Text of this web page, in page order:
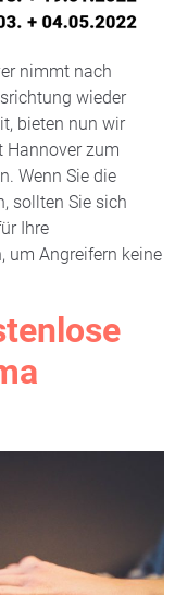
nimmt nach
wieder
bieten nun wir
Hannover zum
Wenn Sie die
sollten Sie sich
Ihre
um Angreifern keine